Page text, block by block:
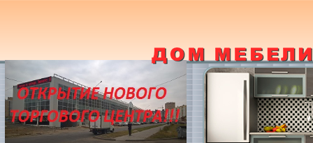
Кухонный гарнитур
«Настя»